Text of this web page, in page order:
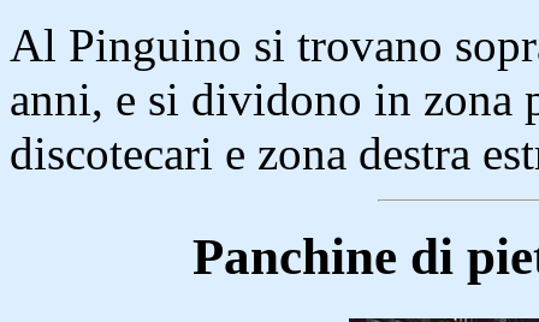
Al Pinguino si trovano
anni, e si dividono in zona
discotecari e zona destra
Panchine di